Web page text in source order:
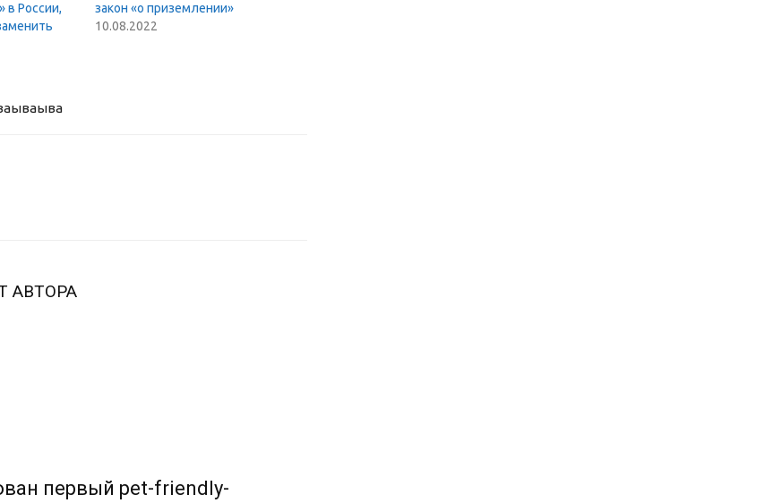
в России,
закон «о приземлении»
10.08.2022
АВТОРА
первый pet-friendly-